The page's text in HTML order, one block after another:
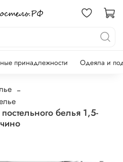
принадлежности Одеяла и
белья 1,5-